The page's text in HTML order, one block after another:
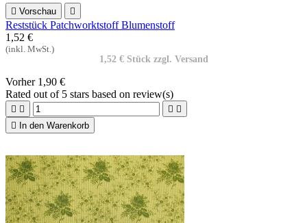
 Vorschau 
Reststück Patchworktstoff Blumenstoff
1,52 €
(inkl. MwSt.)
1,52 € Stück zzgl. Versand
Vorher 1,90 €
Rated out of 5 stars based on review(s)
   

In den Warenkorb